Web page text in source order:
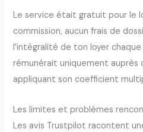
Le service était gratuit pour le
commission, aucun frais de
l’intégralité de ton loyer chaque
rémunérait uniquement auprès
appliquant son coefficient
Les limites et problèmes
Les avis Trustpilot racontent